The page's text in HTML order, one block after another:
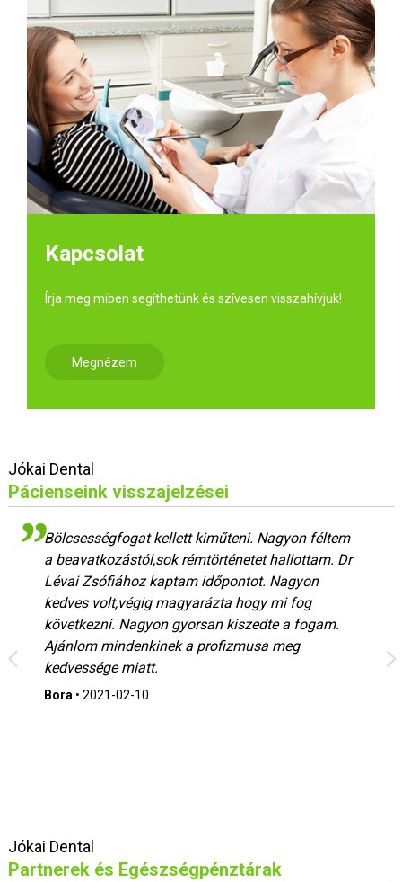
Kapcsolat
Írja meg miben segíthetünk és szívesen visszahívjuk!
Megnézem
Jókai Dental
Pácienseink visszajelzései
Bölcsességfogat kellett kiműteni. Nagyon féltem
a beavatkozástól,sok rémtörténetet hallottam. Dr
Lévai Zsófiához kaptam időpontot. Nagyon
kedves volt,végig magyarázta hogy mi fog
következni. Nagyon gyorsan kiszedte a fogam.
Ajánlom mindenkinek a profizmusa meg
kedvessége miatt.
Bora • 2021-02-10
Jókai Dental
Partnerek és Egészségpénztárak